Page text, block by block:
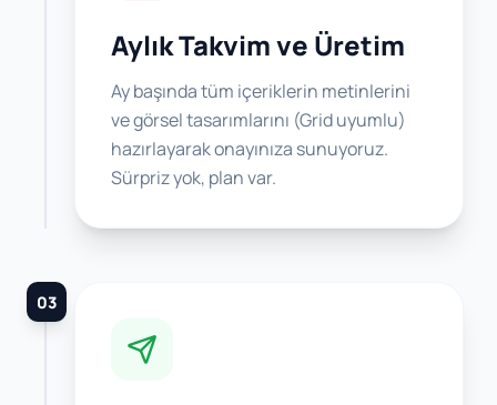
Aylık Takvim ve Üretim
Ay başında tüm içeriklerin metinlerini
ve görsel tasarımlarını (Grid uyumlu)
hazırlayarak onayınıza sunuyoruz.
Sürpriz yok, plan var.
03